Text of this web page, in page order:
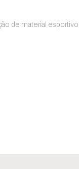
de material esportivo